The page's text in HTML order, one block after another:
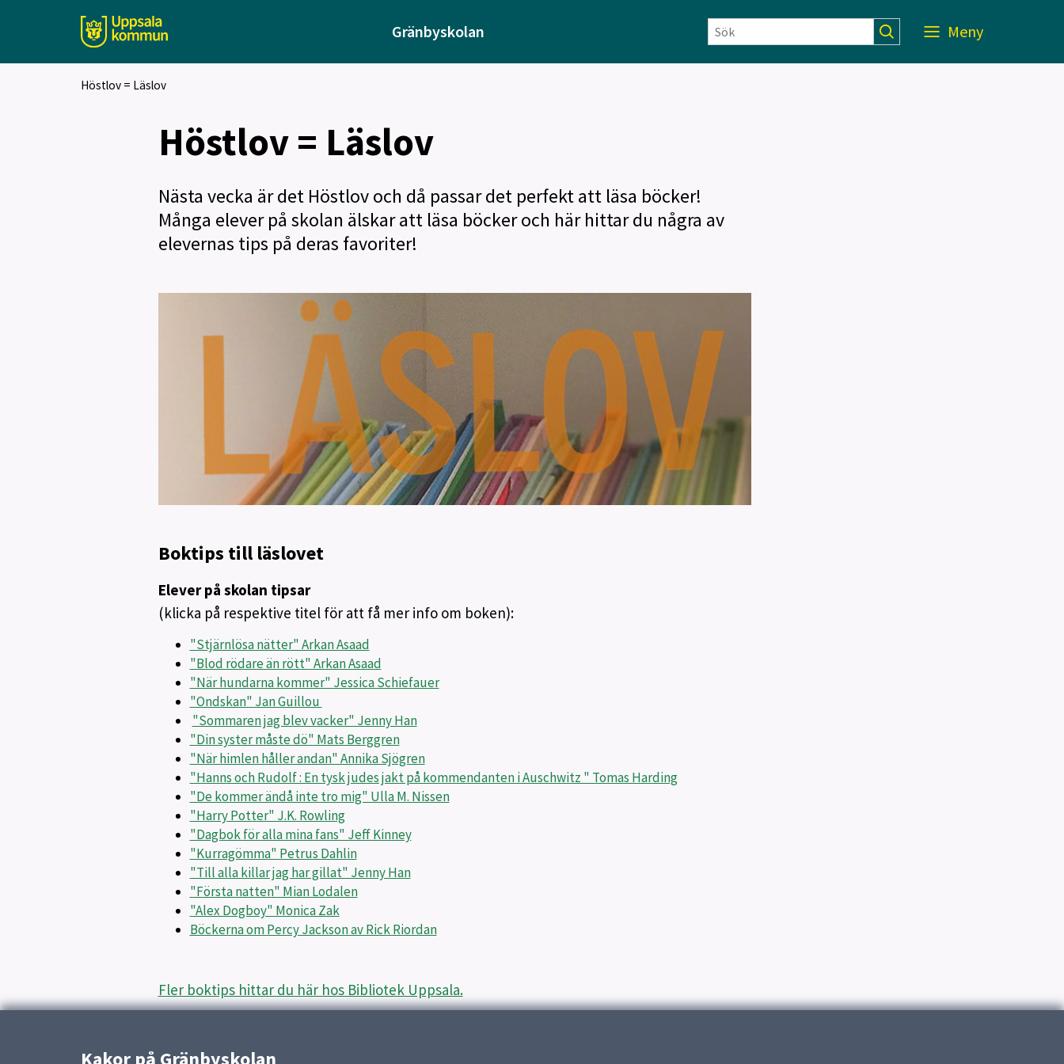
Gränbyskolan Meny
Höstlov = Läslov
Höstlov = Läslov
Nästa vecka är det Höstlov och då passar det perfekt att läsa böcker!
Många elever på skolan älskar att läsa böcker och här hittar du några av
elevernas tips på deras favoriter!
Boktips till läslovet
Elever på skolan tipsar
(klicka på respektive titel för att få mer info om boken):
"Stjärnlösa nätter" Arkan Asaad
"Blod rödare än rött" Arkan Asaad
"När hundarna kommer" Jessica Schiefauer
"Ondskan" Jan Guillou
"Sommaren jag blev vacker" Jenny Han
"Din syster måste dö" Mats Berggren
"När himlen håller andan" Annika Sjögren
"Hanns och Rudolf : En tysk judes jakt på kommendanten i Auschwitz " Tomas Harding
"De kommer ändå inte tro mig" Ulla M. Nissen
"Harry Potter" J.K. Rowling
"Dagbok för alla mina fans" Jeff Kinney
"Kurragömma" Petrus Dahlin
"Till alla killar jag har gillat" Jenny Han
"Första natten" Mian Lodalen
"Alex Dogboy" Monica Zak
Böckerna om Percy Jackson av Rick Riordan
Fler boktips hittar du här hos Bibliotek Uppsala.
Publicerad:23 oktober 2019
Kakor på Gränbyskolan